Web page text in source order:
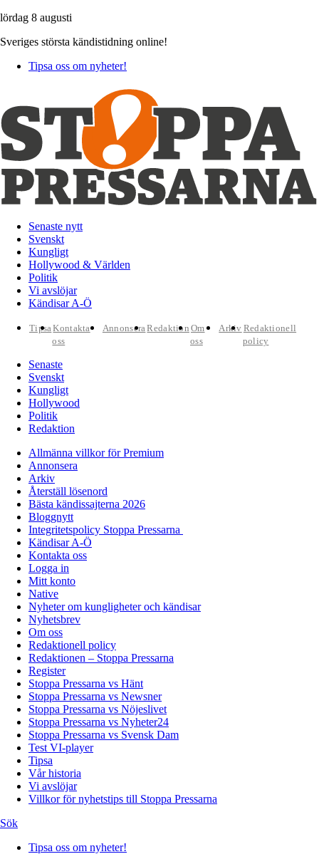
lördag 8 augusti
Sveriges största kändistidning online!
Tipsa oss om nyheter!
Senaste nytt
Svenskt
Kungligt
Hollywood & Världen
Politik
Vi avslöjar
Kändisar A-Ö
TipsaKontakta
oss
AnnonseraRedaktion Om
oss
Arkiv Redaktionell
policy
Senaste
Svenskt
Kungligt
Hollywood
Politik
Redaktion
Allmänna villkor för Premium
Annonsera
Arkiv
Återställ lösenord
Bästa kändissajterna 2026
Bloggnytt
Integritetspolicy Stoppa Pressarna
Kändisar A-Ö
Kontakta oss
Logga in
Mitt konto
Native
Nyheter om kungligheter och kändisar
Nyhetsbrev
Om oss
Redaktionell policy
Redaktionen – Stoppa Pressarna
Register
Stoppa Pressarna vs Hänt
Stoppa Pressarna vs Newsner
Stoppa Pressarna vs Nöjeslivet
Stoppa Pressarna vs Nyheter24
Stoppa Pressarna vs Svensk Dam
Test VI-player
Tipsa
Vår historia
Vi avslöjar
Villkor för nyhetstips till Stoppa Pressarna
Sök
Tipsa oss om nyheter!